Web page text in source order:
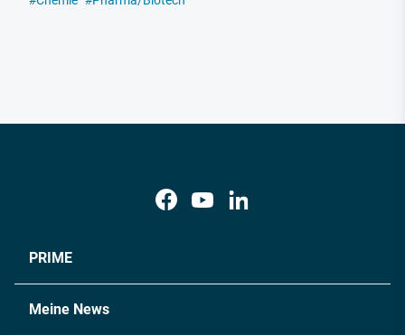
PRIME
Meine News